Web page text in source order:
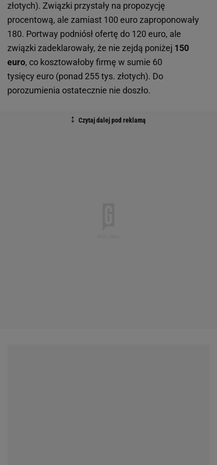
złotych). Związki przystały na propozycję
procentową, ale zamiast 100 euro zaproponowały
180. Portway podniósł ofertę do 120 euro, ale
związki zadeklarowały, że nie zejdą poniżej 150
euro, co kosztowałoby firmę w sumie 60
tysięcy euro (ponad 255 tys. złotych). Do
porozumienia ostatecznie nie doszło.